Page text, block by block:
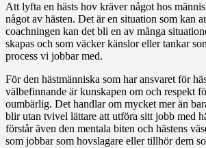
Att lyfta en hästs hov kräver något hos
något av hästen. Det är en situation som kan
coachningen kan det bli en av många
skapas och som väcker känslor eller tankar
process vi jobbar med.
För den hästmänniska som har ansvaret för
välbefinnande är kunskapen om och respekt
oumbärlig. Det handlar om mycket mer än
blir utan tvivel lättare att utföra sitt jobb med
förstår även den mentala biten och hästens
som jobbar som hovslagare eller tillhör dem